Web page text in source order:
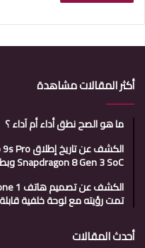
أكثر المقالات مشاهدة
ما هو الصح نطق أداء أم آداء ؟
Snapdragon 8 Gen 3 SoC وبطارية 5500 مللي أمبير في الساعة
تمت رؤيته مع لوحة خلفية
أحدث المقالات